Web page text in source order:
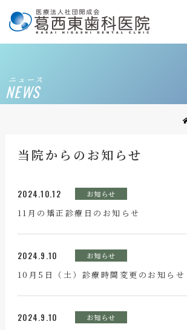
ニュース
NEWS
当院からのお知らせ
2024.10.12 お知らせ
11月の矯正診療日のお知らせ
2024.9.10 お知らせ
10月5日（土）診療時間変更のお知らせ
2024.9.10 お知らせ